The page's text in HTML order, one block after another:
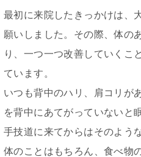
最初に来院したきっかけは、
願いしました。その際、体の
り、一つ一つ改善していくこ
ています。
いつも背中のハリ、肩コリが
を背中にあてがっていないと
手技道に来てからはそのよう
体のことはもちろん、食べ物